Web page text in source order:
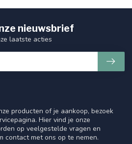
producten of je aankoop, bezoek
Hier vind je onze
op veelgestelde vragen en
contact met ons op te nemen.
nieuwsbrief
laatste acties